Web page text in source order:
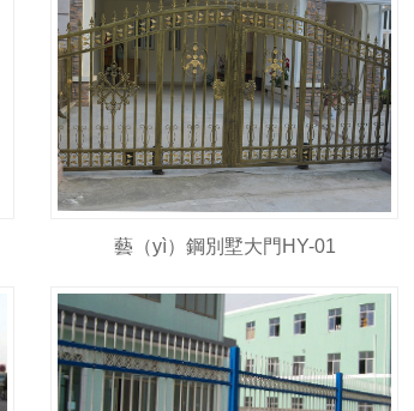
藝（yì）鋼別墅大門HY-01